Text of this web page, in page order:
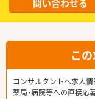
問い合わせる
こ
コンサルタントへ求人
薬局・病院等への直接応